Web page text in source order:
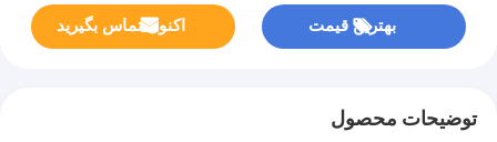
بهترین قیمت اکنون تماس بگیرید
توضیحات محصول